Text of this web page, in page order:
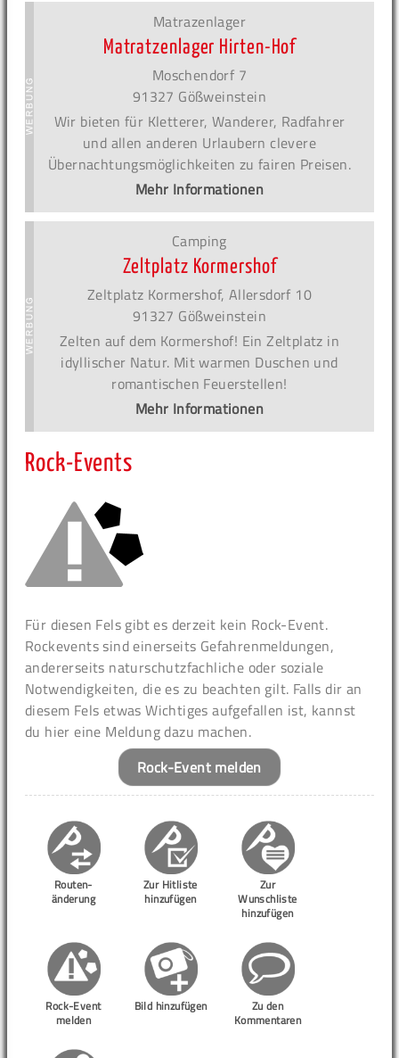
Matrazenlager
Matratzenlager Hirten-Hof
Moschendorf 7
91327 Gößweinstein
Wir bieten für Kletterer, Wanderer, Radfahrer
und allen anderen Urlaubern clevere
Übernachtungsmöglichkeiten zu fairen Preisen.
Mehr Informationen
Camping
Zeltplatz Kormershof
Zeltplatz Kormershof, Allersdorf 10
91327 Gößweinstein
Zelten auf dem Kormershof! Ein Zeltplatz in
idyllischer Natur. Mit warmen Duschen und
romantischen Feuerstellen!
Mehr Informationen
Rock-Events
Für diesen Fels gibt es derzeit kein Rock-Event.
Rockevents sind einerseits Gefahrenmeldungen,
andererseits naturschutzfachliche oder soziale
Notwendigkeiten, die es zu beachten gilt. Falls dir an
diesem Fels etwas Wichtiges aufgefallen ist, kannst
du hier eine Meldung dazu machen.
Rock-Event melden
Routen-
änderung
Zur Hitliste
hinzufügen
Zur
Wunschliste
hinzufügen
Rock-Event
melden
Bild hinzufügen
Zu den
Kommentaren